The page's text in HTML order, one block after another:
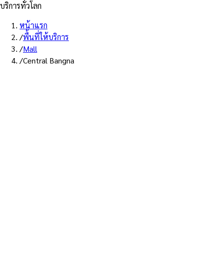
บริการทั่วโลก
หน้าแรก
/พื้นที่ให้บริการ
/Mall
/Central Bangna